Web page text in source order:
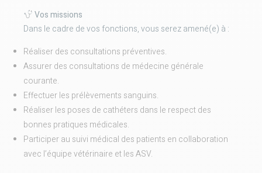
Vos missions
Dans le cadre de vos fonctions, vous serez amené(e) à :
Réaliser des consultations préventives.
Assurer des consultations de médecine générale
courante.
Effectuer les prélèvements sanguins.
Réaliser les poses de cathéters dans le respect des
bonnes pratiques médicales.
Participer au suivi médical des patients en collaboration
avec l’équipe vétérinaire et les ASV.